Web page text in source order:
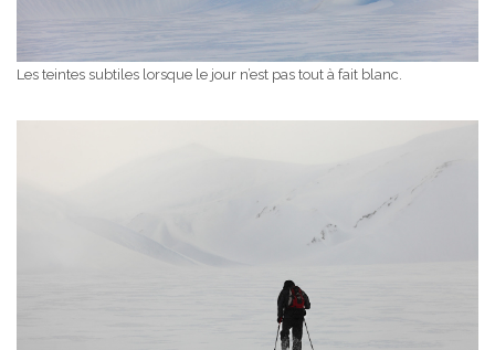
Les teintes subtiles lorsque le jour n’est pas tout à fait blanc.